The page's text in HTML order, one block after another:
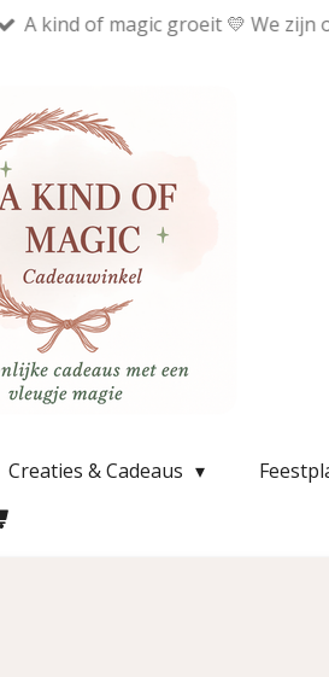
A kind of magic groeit 💛 We
Creaties & Cadeaus